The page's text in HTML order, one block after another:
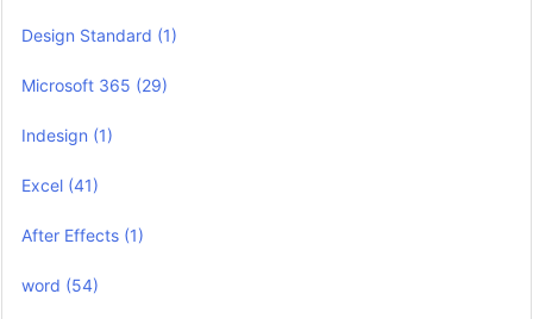
Design Standard (1)
Microsoft 365 (29)
Indesign (1)
Excel (41)
After Effects (1)
word (54)